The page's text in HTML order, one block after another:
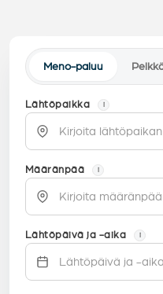
Meno-paluu
Lähtöpaikka i
Määränpää i
Lähtöpäivä ja -aika i